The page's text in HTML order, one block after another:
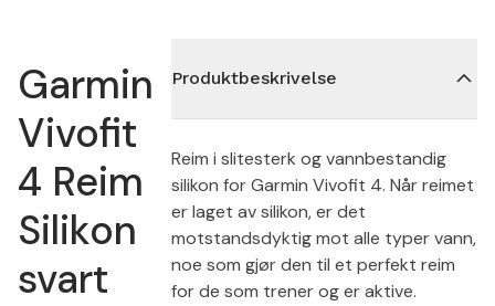
Garmin
Vivofit
4 Reim
Silikon
svart
Produktbeskrivelse
Reim i slitesterk og vannbestandig
silikon for Garmin Vivofit 4. Når reimet
er laget av silikon, er det
motstandsdyktig mot alle typer vann,
noe som gjør den til et perfekt reim
for de som trener og er aktive.